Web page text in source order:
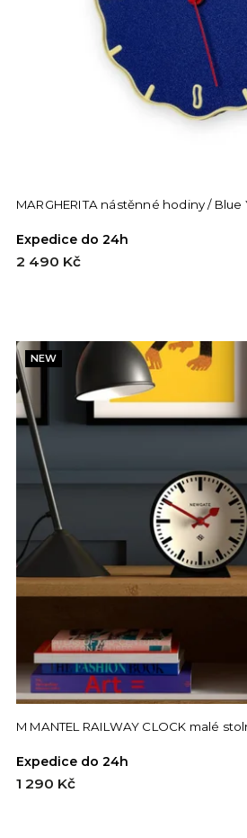
MARGHERITA nástěnné hodiny / Blue
Expedice do 24h
2 490 Kč
NEW
M MANTEL RAILWAY CLOCK malé
Expedice do 24h
1 290 Kč